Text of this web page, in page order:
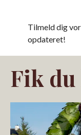
Tilmeld dig
opdateret!
Fik